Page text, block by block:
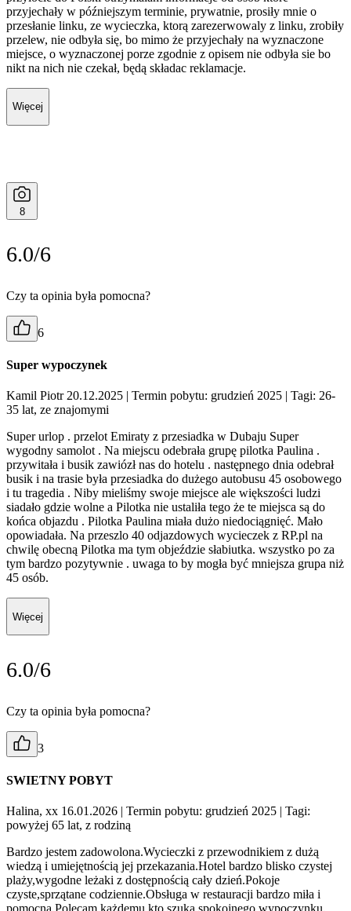
przyjechały w późniejszym terminie, prywatnie, prosiły mnie o
przesłanie linku, ze wycieczka, ktorą zarezerwowaly z linku, zrobiły
przelew, nie odbyła się, bo mimo że przyjechały na wyznaczone
miejsce, o wyznaczonej porze zgodnie z opisem nie odbyła sie bo
nikt na nich nie czekał, będą składac reklamacje.
Więcej
8
6.0/6
Czy ta opinia była pomocna?
6
Super wypoczynek
Kamil Piotr 20.12.2025 | Termin pobytu: grudzień 2025 | Tagi: 26-
35 lat, ze znajomymi
Super urlop . przelot Emiraty z przesiadka w Dubaju Super
wygodny samolot . Na miejscu odebrała grupę pilotka Paulina .
przywitała i busik zawiózł nas do hotelu . następnego dnia odebrał
busik i na trasie była przesiadka do dużego autobusu 45 osobowego
i tu tragedia . Niby mieliśmy swoje miejsce ale większości ludzi
siadało gdzie wolne a Pilotka nie ustaliła tego że te miejsca są do
końca objazdu . Pilotka Paulina miała dużo niedociągnięć. Mało
opowiadała. Na przeszlo 40 odjazdowych wycieczek z RP.pl na
chwilę obecną Pilotka ma tym objeździe słabiutka. wszystko po za
tym bardzo pozytywnie . uwaga to by mogła być mniejsza grupa niż
45 osób.
Więcej
6.0/6
Czy ta opinia była pomocna?
3
SWIETNY POBYT
Halina, xx 16.01.2026 | Termin pobytu: grudzień 2025 | Tagi:
powyżej 65 lat, z rodziną
Bardzo jestem zadowolona.Wycieczki z przewodnikiem z dużą
wiedzą i umiejętnością jej przekazania.Hotel bardzo blisko czystej
plaży,wygodne leżaki z dostępnością cały dzień.Pokoje
czyste,sprzątane codziennie.Obsługa w restauracji bardzo miła i